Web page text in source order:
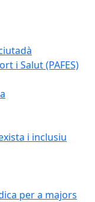
i Salut (PAFES)
i inclusiu
per a majors